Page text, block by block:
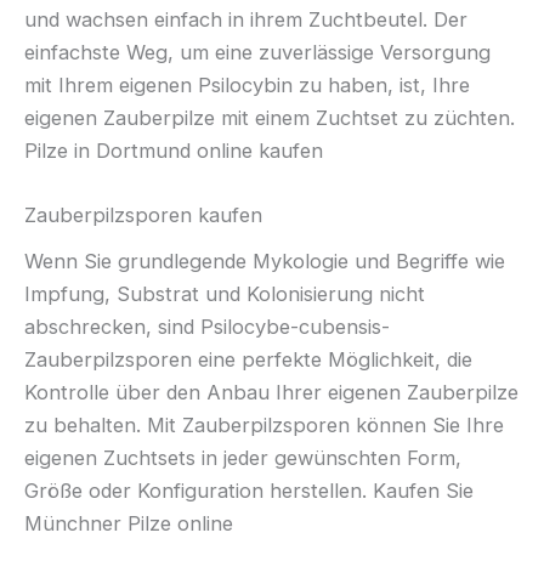
und wachsen einfach in ihrem Zuchtbeutel. Der
einfachste Weg, um eine zuverlässige Versorgung
mit Ihrem eigenen Psilocybin zu haben, ist, Ihre
eigenen Zauberpilze mit einem Zuchtset zu züchten.
Pilze in Dortmund online kaufen
Zauberpilzsporen kaufen
Wenn Sie grundlegende Mykologie und Begriffe wie
Impfung, Substrat und Kolonisierung nicht
abschrecken, sind Psilocybe-cubensis-
Zauberpilzsporen eine perfekte Möglichkeit, die
Kontrolle über den Anbau Ihrer eigenen Zauberpilze
zu behalten. Mit Zauberpilzsporen können Sie Ihre
eigenen Zuchtsets in jeder gewünschten Form,
Größe oder Konfiguration herstellen. Kaufen Sie
Münchner Pilze online